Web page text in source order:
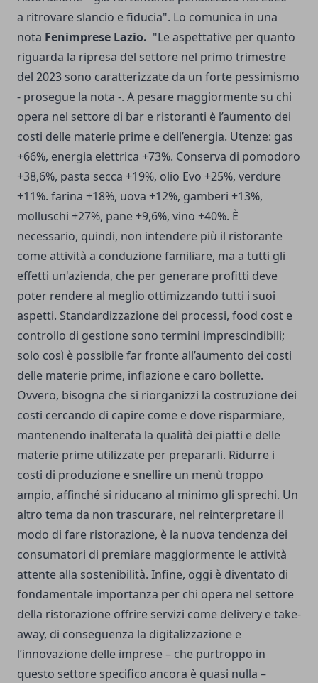
a ritrovare slancio e fiducia". Lo comunica in una
nota Fenimprese Lazio. "Le aspettative per quanto
riguarda la ripresa del settore nel primo trimestre
del 2023 sono caratterizzate da un forte pessimismo
- prosegue la nota -. A pesare maggiormente su chi
opera nel settore di bar e ristoranti è l’aumento dei
costi delle materie prime e dell’energia. Utenze: gas
+66%, energia elettrica +73%. Conserva di pomodoro
+38,6%, pasta secca +19%, olio Evo +25%, verdure
+11%. farina +18%, uova +12%, gamberi +13%,
molluschi +27%, pane +9,6%, vino +40%. È
necessario, quindi, non intendere più il ristorante
come attività a conduzione familiare, ma a tutti gli
effetti un'azienda, che per generare profitti deve
poter rendere al meglio ottimizzando tutti i suoi
aspetti. Standardizzazione dei processi, food cost e
controllo di gestione sono termini imprescindibili;
solo così è possibile far fronte all’aumento dei costi
delle materie prime, inflazione e caro bollette.
Ovvero, bisogna che si riorganizzi la costruzione dei
costi cercando di capire come e dove risparmiare,
mantenendo inalterata la qualità dei piatti e delle
materie prime utilizzate per prepararli. Ridurre i
costi di produzione e snellire un menù troppo
ampio, affinché si riducano al minimo gli sprechi. Un
altro tema da non trascurare, nel reinterpretare il
modo di fare ristorazione, è la nuova tendenza dei
consumatori di premiare maggiormente le attività
attente alla sostenibilità. Infine, oggi è diventato di
fondamentale importanza per chi opera nel settore
della ristorazione offrire servizi come delivery e take-
away, di conseguenza la digitalizzazione e
l’innovazione delle imprese – che purtroppo in
questo settore specifico ancora è quasi nulla –